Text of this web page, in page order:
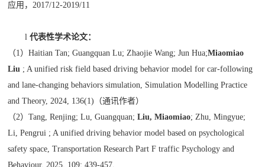
应用 ，2017/12-2019/11
l 代表性学术论文：
（1）Haitian Tan; Guangquan Lu; Zhaojie Wang; Jun Hua;Miaomiao
Liu ; A unified risk field based driving behavior model for car-following
and lane-changing behaviors simulation, Simulation Modelling Practice
and Theory, 2024, 136(1) （通讯作者）
（2）Tang, Renjing; Lu, Guangquan;Liu, Miaomiao; Zhu, Mingyue;
Li, Pengrui ; A unified driving behavior model based on psychological
safety space, Transportation Research Part F traffic Psychology and
Behaviour, 2025, 109: 439-457.